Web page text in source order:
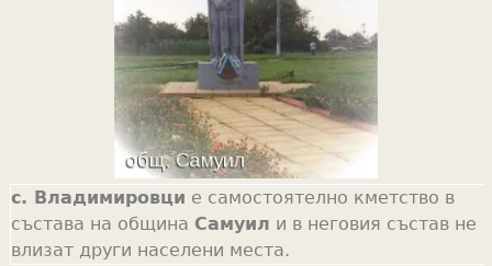
с. Владимировци е самостоятелно кметство в
състава на община Самуил и в неговия състав не
влизат други населени места.